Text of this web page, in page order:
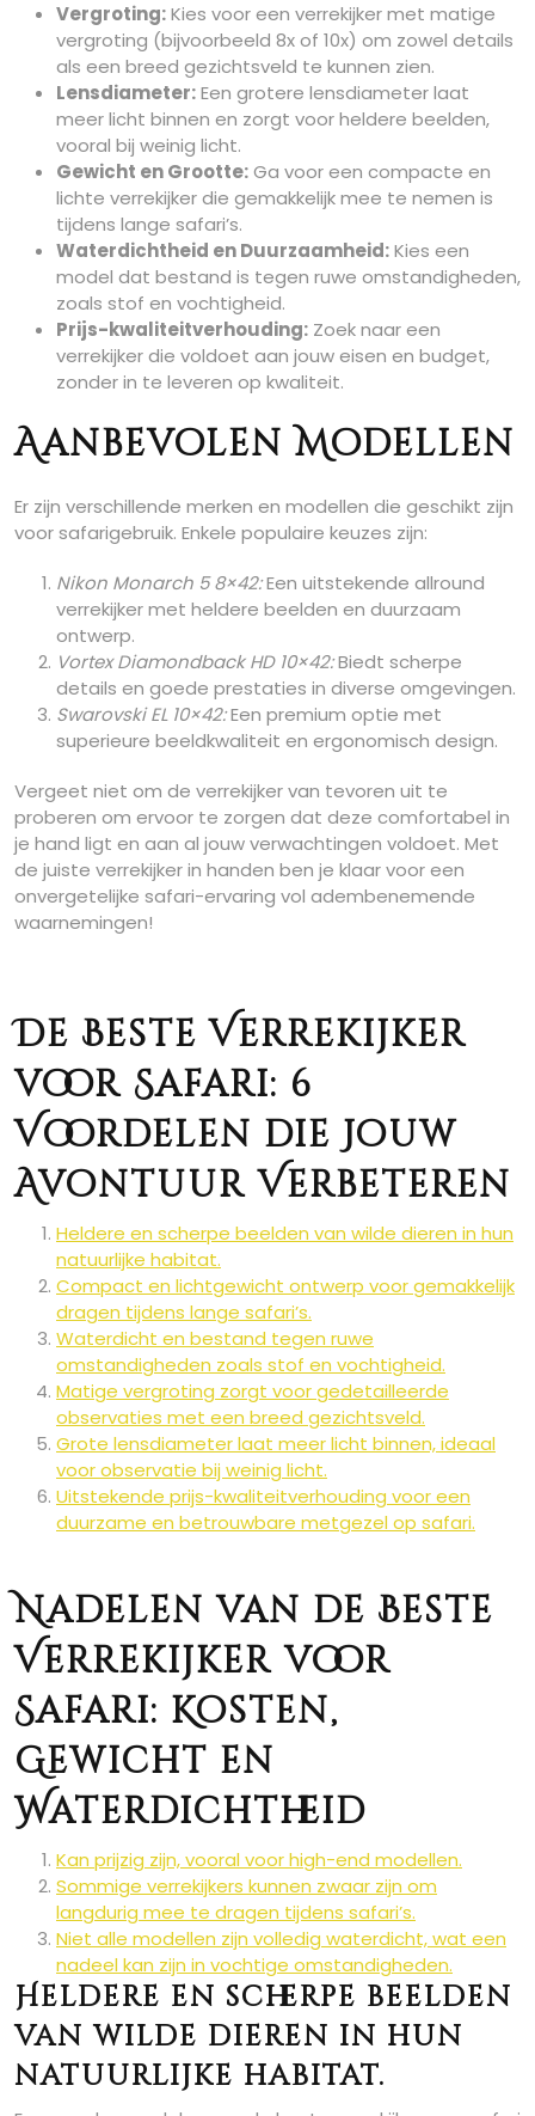
Vergroting:Kies voor een verrekijker met matige
vergroting (bijvoorbeeld 8x of 10x) om zowel details
als een breed gezichtsveld te kunnen zien.
Lensdiameter:Een grotere lensdiameter laat
meer licht binnen en zorgt voor heldere beelden,
vooral bij weinig licht.
Gewicht en Grootte:Ga voor een compacte en
lichte verrekijker die gemakkelijk mee te nemen is
tijdens lange safari’s.
Waterdichtheid en Duurzaamheid:Kies een
model dat bestand is tegen ruwe omstandigheden,
zoals stof en vochtigheid.
Prijs-kwaliteitverhouding: Zoek naar een
verrekijker die voldoet aan jouw eisen en budget,
zonder in te leveren op kwaliteit.
Aanbevolen Modellen
Er zijn verschillende merken en modellen die geschikt zijn
voor safarigebruik. Enkele populaire keuzes zijn:
Nikon Monarch 5 8×42:Een uitstekende allround
verrekijker met heldere beelden en duurzaam
ontwerp.
Vortex Diamondback HD 10×42:Biedt scherpe
details en goede prestaties in diverse omgevingen.
Swarovski EL 10×42:Een premium optie met
superieure beeldkwaliteit en ergonomisch design.
Vergeet niet om de verrekijker van tevoren uit te
proberen om ervoor te zorgen dat deze comfortabel in
je hand ligt en aan al jouw verwachtingen voldoet. Met
de juiste verrekijker in handen ben je klaar voor een
onvergetelijke safari-ervaring vol adembenemende
waarnemingen!
De Beste Verrekijker
voor Safari: 6
Voordelen die Jouw
Avontuur Verbeteren
Heldere en scherpe beelden van wilde dieren in hun
natuurlijke habitat.
Compact en lichtgewicht ontwerp voor gemakkelijk
dragen tijdens lange safari’s.
Waterdicht en bestand tegen ruwe
omstandigheden zoals stof en vochtigheid.
Matige vergroting zorgt voor gedetailleerde
observaties met een breed gezichtsveld.
Grote lensdiameter laat meer licht binnen, ideaal
voor observatie bij weinig licht.
Uitstekende prijs-kwaliteitverhouding voor een
duurzame en betrouwbare metgezel op safari.
Nadelen van de Beste
Verrekijker voor
Safari: Kosten,
Gewicht en
Waterdichtheid
Kan prijzig zijn, vooral voor high-end modellen.
Sommige verrekijkers kunnen zwaar zijn om
langdurig mee te dragen tijdens safari’s.
Niet alle modellen zijn volledig waterdicht, wat een
nadeel kan zijn in vochtige omstandigheden.
Heldere en scherpe beelden
van wilde dieren in hun
natuurlijke habitat.